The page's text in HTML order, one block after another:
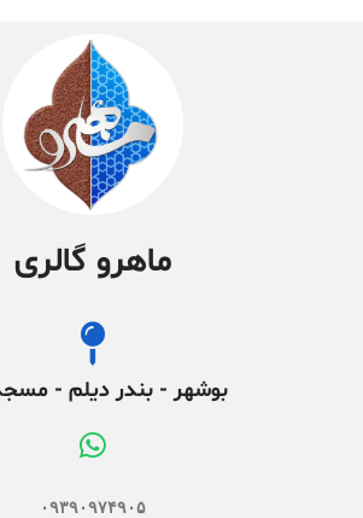
ماهرو گالری
بوشهر - بندر دیلم -
۰۹۳۹۰۹۷۴۹۰۵